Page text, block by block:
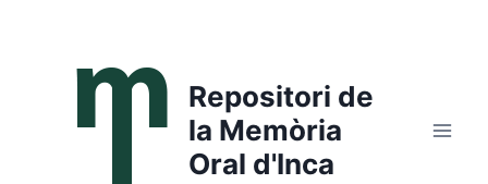
contenido
Repositori de
la Memòria
Oral d'Inca